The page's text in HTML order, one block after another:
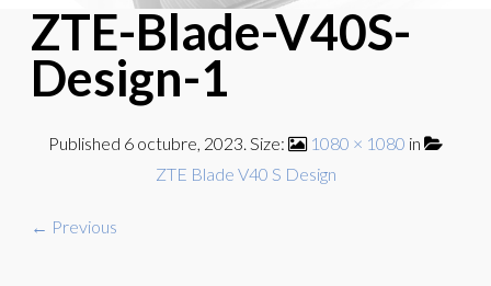
ZTE-Blade-V40S-
Design-1
Published 6 octubre, 2023. Size: 1080 × 1080 in
ZTE Blade V40 S Design
← Previous